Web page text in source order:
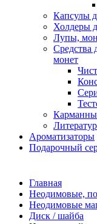
Капсулы
Холдеры
Лупы,
Средства
монет
Ароматизаторы
Подарочный
Главная
Неодимовые,
Неодимовые
Диск / шайба